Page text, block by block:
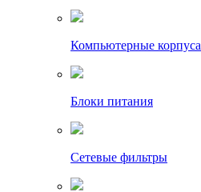
Компьютерные корпуса
Блоки питания
Сетевые фильтры